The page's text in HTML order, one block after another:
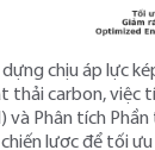
dựng chịu áp lực
thải carbon, việc
và Phân tích
lược để tối